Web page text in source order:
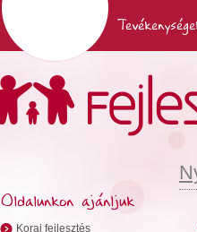
Oldalunkon ajánljuk
Korai fejlesztés